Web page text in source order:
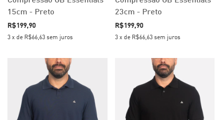
15cm - Preto
R$199,90
3 x de R$66,63 sem juros
23cm - Preto
R$199,90
3 x de R$66,63 sem juros